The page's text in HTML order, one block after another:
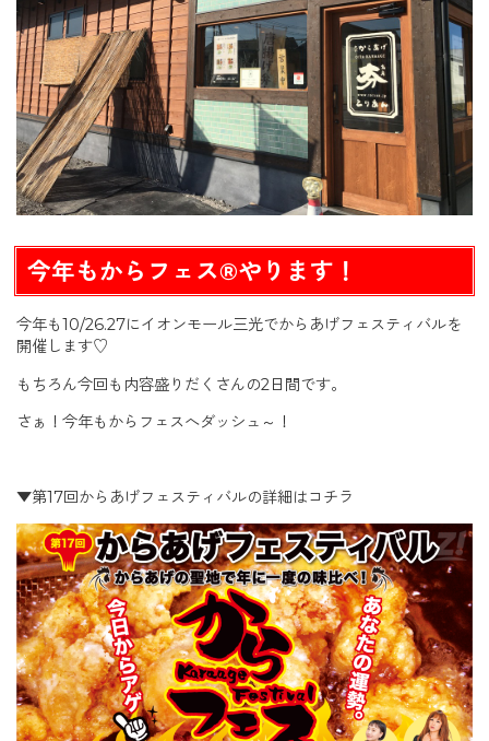
今年もからフェス®やります！
今年も10/26.27にイオンモール三光でからあげフェスティバルを
開催します♡
もちろん今回も内容盛りだくさんの2日間です。
さぁ！今年もからフェスへダッシュ～！
▼第17回からあげフェスティバルの詳細はコチラ